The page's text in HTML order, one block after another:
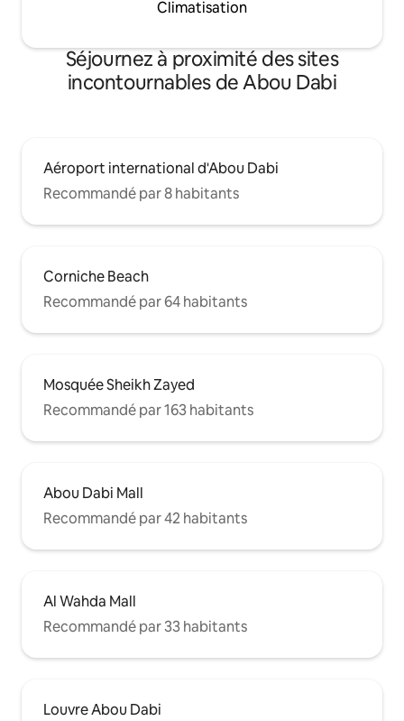
Climatisation
Séjournez à proximité des sites
incontournables de Abou Dabi
Aéroport international d'Abou Dabi
Recommandé par 8 habitants
Corniche Beach
Recommandé par 64 habitants
Mosquée Sheikh Zayed
Recommandé par 163 habitants
Abou Dabi Mall
Recommandé par 42 habitants
Al Wahda Mall
Recommandé par 33 habitants
Louvre Abou Dabi